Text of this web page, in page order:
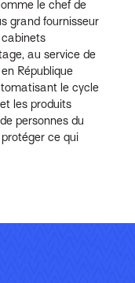
le chef de
grand fournisseur
au service de
République
le cycle
les produits
personnes du
ce qui